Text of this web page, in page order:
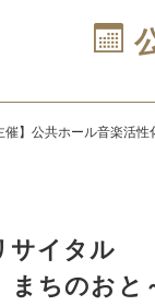
催】 公共ホール音楽活性
サイタル
まちのおと